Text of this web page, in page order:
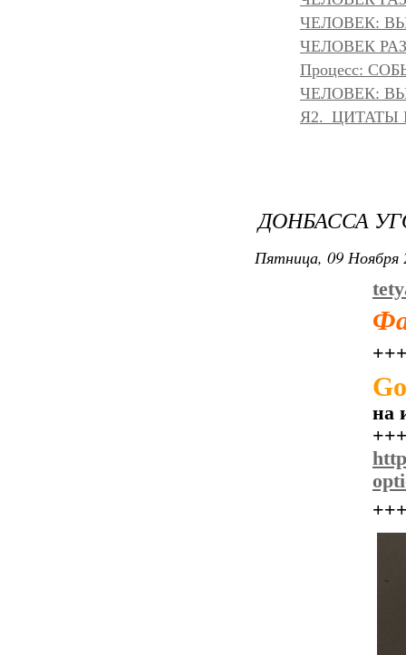
ЧЕЛОВЕК:
ЧЕЛОВЕК
Процесс:
ЧЕЛОВЕК:
ДОНБАССА
Пятница, 09 Ноября
на